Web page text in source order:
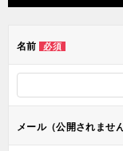
ビ
ー
ン
名前 必須
メール（公開されませ